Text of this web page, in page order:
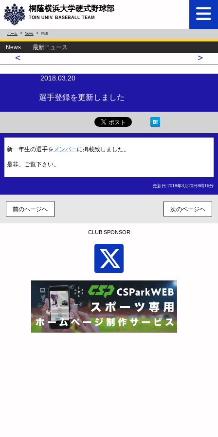
桐蔭横浜大学硬式野球部
TOIN UNIV. BASEBALL TEAM
ホーム News 詳細
News 最新ニュース
< >
2018.03.20
選手登録を更新しました
新一年生の選手を メンバーに掲載致しました。
是非、ご覧下さい。
更新日:2018年3月20日8時16分
前のページへ 次のページヘ
CLUB SPONSOR